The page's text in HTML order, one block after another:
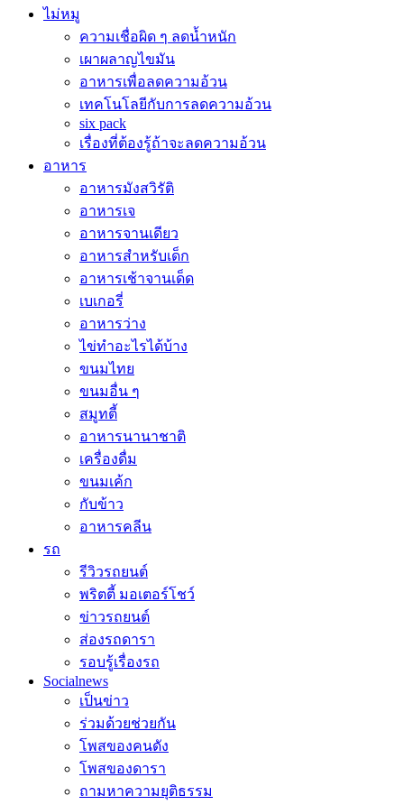
ไม่หมู
ความเชื่อผิด ๆ ลดน้ำหนัก
เผาผลาญไขมัน
อาหารเพื่อลดความอ้วน
เทคโนโลยีกับการลดความอ้วน
six pack
เรื่องที่ต้องรู้ถ้าจะลดความอ้วน
อาหาร
อาหารมังสวิรัติ
อาหารเจ
อาหารจานเดียว
อาหารสำหรับเด็ก
อาหารเช้าจานเด็ด
เบเกอรี่
อาหารว่าง
ไข่ทำอะไรได้บ้าง
ขนมไทย
ขนมอื่น ๆ
สมูทตี้
อาหารนานาชาติ
เครื่องดื่ม
ขนมเค้ก
กับข้าว
อาหารคลีน
รถ
รีวิวรถยนต์
พริตตี้ มอเตอร์โชว์
ข่าวรถยนต์
ส่องรถดารา
รอบรู้เรื่องรถ
Socialnews
เป็นข่าว
ร่วมด้วยช่วยกัน
โพสของคนดัง
โพสของดารา
ถามหาความยุติธรรม